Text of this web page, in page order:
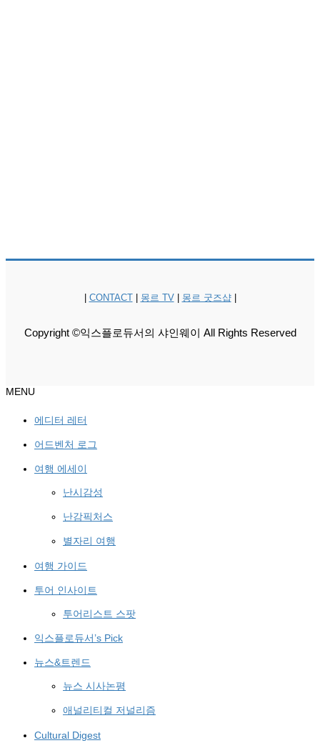
| CONTACT| 몽르 TV| 몽르 굿즈샵|
Copyright ©익스플로듀서의 샤인웨이 All Rights Reserved
MENU
에디터 레터
어드벤처 로그
여행 에세이
난시감성
난감픽처스
별자리 여행
여행 가이드
투어 인사이트
투어리스트 스팟
익스플로듀서’s Pick
뉴스&트렌드
뉴스 시사논평
애널리티컬 저널리즘
Cultural Digest